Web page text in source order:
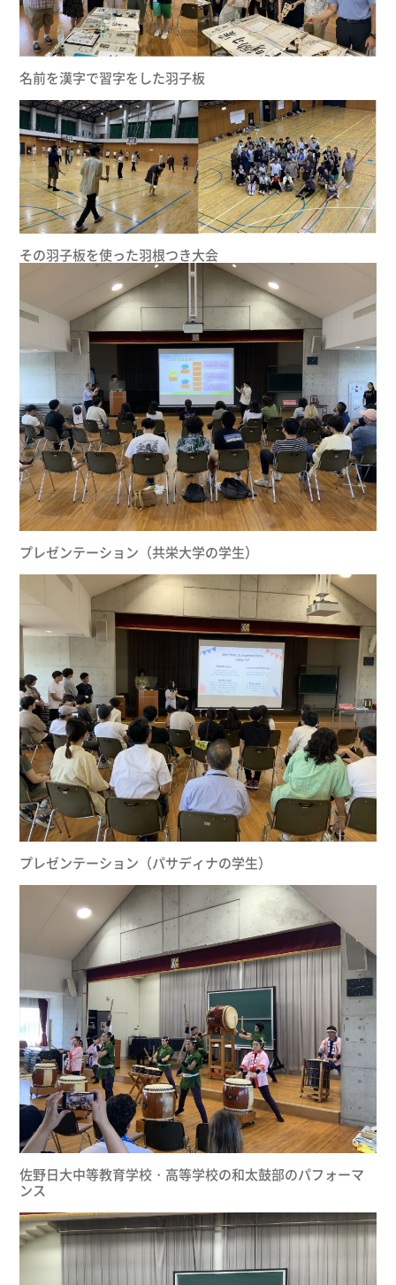
名前を漢字で習字をした羽子板
その羽子板を使った羽根つき大会
プレゼンテーション（共栄大学の学生）
プレゼンテーション（パサディナの学生）
佐野日大中等教育学校・高等学校の和太鼓部のパフォーマ
ンス